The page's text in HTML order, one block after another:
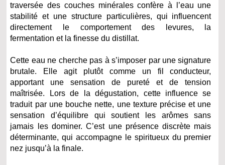
traversée des couches minérales confère à l’eau une
stabilité et une structure particulières, qui influencent
directement le comportement des levures, la
fermentation et la finesse du distillat.
Cette eau ne cherche pas à s’imposer par une signature
brutale. Elle agit plutôt comme un fil conducteur,
apportant une sensation de pureté et de tension
maîtrisée. Lors de la dégustation, cette influence se
traduit par une bouche nette, une texture précise et une
sensation d’équilibre qui soutient les arômes sans
jamais les dominer. C’est une présence discrète mais
déterminante, qui accompagne le spiritueux du premier
nez jusqu’à la finale.